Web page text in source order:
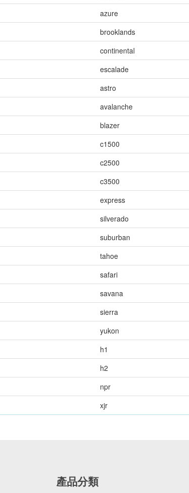
azure
brooklands
continental
escalade
astro
avalanche
blazer
c1500
c2500
c3500
express
silverado
suburban
tahoe
safari
savana
sierra
yukon
h1
h2
npr
xjr
產品分類